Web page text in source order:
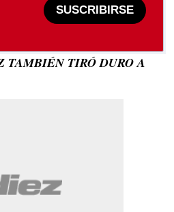
SUSCRIBIRSE
TAMBIÉN TIRÓ DURO A